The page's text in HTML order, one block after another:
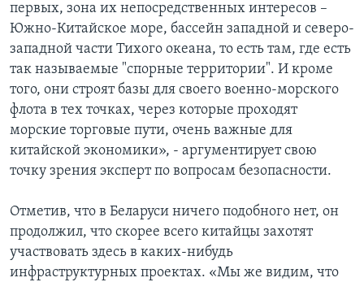
первых, зона их непосредственных интересов –
Южно-Китайское море, бассейн западной и северо-
западной части Тихого океана, то есть там, где есть
так называемые "спорные территории". И кроме
того, они строят базы для своего военно-морского
флота в тех точках, через которые проходят
морские торговые пути, очень важные для
китайской экономики», - аргументирует свою
точку зрения эксперт по вопросам безопасности.
Отметив, что в Беларуси ничего подобного нет, он
продолжил, что скорее всего китайцы захотят
участвовать здесь в каких-нибудь
инфраструктурных проектах. «Мы же видим, что